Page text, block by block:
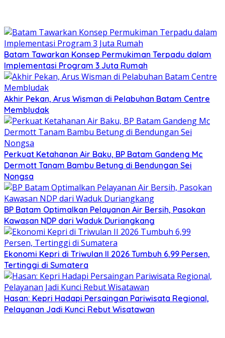
Batam Tawarkan Konsep Permukiman Terpadu dalam
Implementasi Program 3 Juta Rumah
Akhir Pekan, Arus Wisman di Pelabuhan Batam Centre
Membludak
Perkuat Ketahanan Air Baku, BP Batam Gandeng Mc
Dermott Tanam Bambu Betung di Bendungan Sei
Nongsa
BP Batam Optimalkan Pelayanan Air Bersih, Pasokan
Kawasan NDP dari Waduk Duriangkang
Ekonomi Kepri di Triwulan II 2026 Tumbuh 6,99 Persen,
Tertinggi di Sumatera
Hasan: Kepri Hadapi Persaingan Pariwisata Regional,
Pelayanan Jadi Kunci Rebut Wisatawan